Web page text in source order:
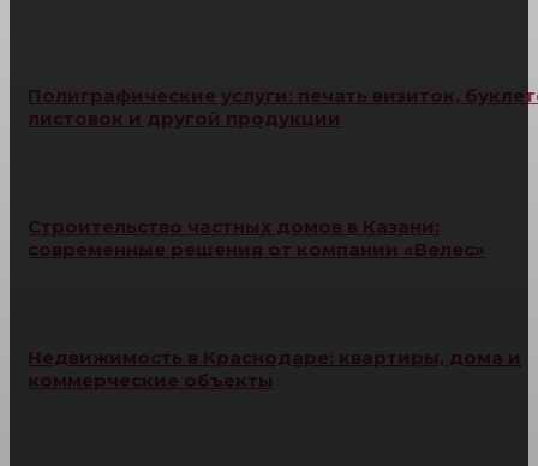
Полиграфические услуги: печать визиток,
листовок и другой продукции
Строительство частных домов в Казани:
современные решения от компании «Велес»
Недвижимость в Краснодаре: квартиры, дома и
коммерческие объекты